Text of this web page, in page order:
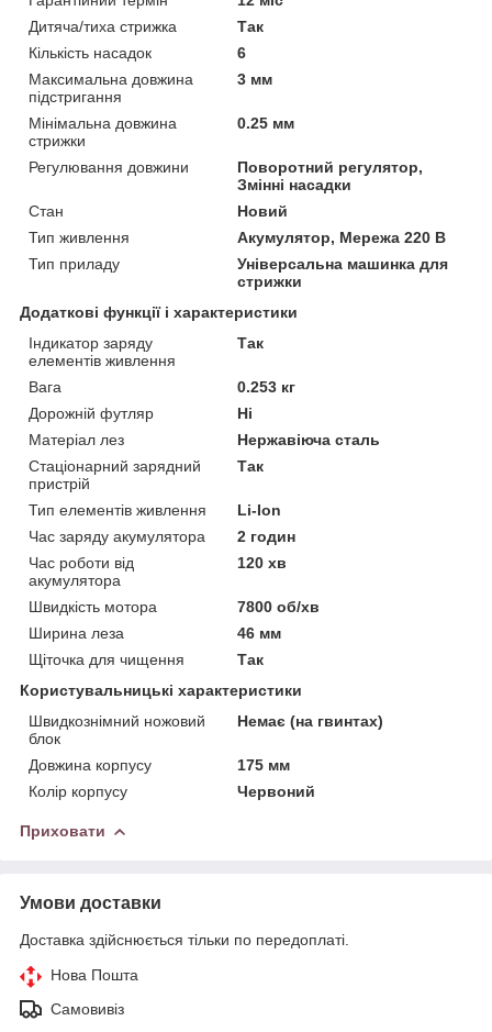
Дитяча/тиха стрижка
Так
Кількість насадок
6
Максимальна довжина
підстригання
3 мм
Мінімальна довжина
стрижки
0.25 мм
Регулювання довжини
Поворотний регулятор,
Змінні насадки
Стан
Новий
Тип живлення
Акумулятор, Мережа 220 В
Тип приладу
Універсальна машинка для
стрижки
Додаткові функції і характеристики
Індикатор заряду
елементів живлення
Так
Вага
0.253 кг
Дорожній футляр
Ні
Матеріал лез
Нержавіюча сталь
Стаціонарний зарядний
пристрій
Так
Тип елементів живлення
Li-Ion
Час заряду акумулятора
2 годин
Час роботи від
акумулятора
120 хв
Швидкість мотора
7800 об/хв
Ширина леза
46 мм
Щіточка для чищення
Так
Користувальницькі характеристики
Швидкознімний ножовий
блок
Немає (на гвинтах)
Довжина корпусу
175 мм
Колір корпусу
Червоний
Приховати
Умови доставки
Доставка здійснюється тільки по передоплаті.
Нова Пошта
Самовивіз